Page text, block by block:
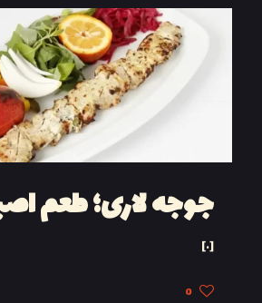
جوجه لاری؛ طعم
[…]
0